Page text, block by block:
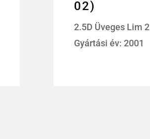
02)
2.5D Üveges Lim 2
Gyártási év: 2001